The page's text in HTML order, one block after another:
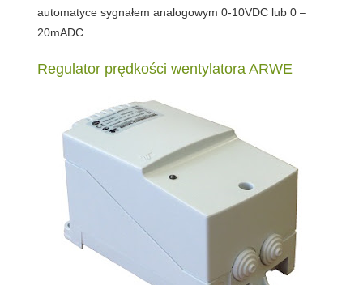
automatyce sygnałem analogowym 0-10VDC lub 0 –
20mADC.
Regulator prędkości wentylatora ARWE